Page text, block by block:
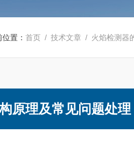
位置：首页 /技术文章 / 火焰检测器
原理及常见问题处理